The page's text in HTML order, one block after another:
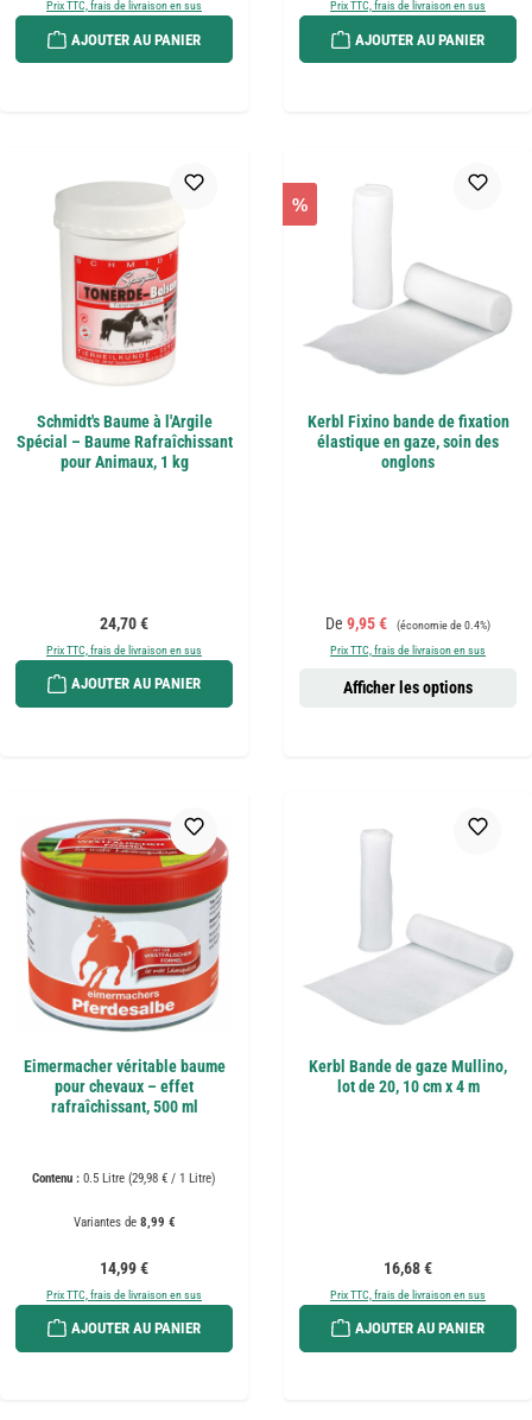
Prix TTC, frais de livraison en sus
AJOUTER AU PANIER
Prix TTC, frais de livraison en sus
AJOUTER AU PANIER
Schmidt's Baume à l'Argile
Spécial – Baume Rafraîchissant
pour Animaux, 1 kg
Prix régulier :
24,70 €
Prix TTC, frais de livraison en sus
AJOUTER AU PANIER
%
Kerbl Fixino bande de fixation
élastique en gaze, soin des
onglons
Prix de vente :
De 9,95 € Prix régulier :
(économie de 0.4%)
Prix TTC, frais de livraison en sus
Afficher les options
Eimermacher véritable baume
pour chevaux – effet
rafraîchissant, 500 ml
Contenu : 0.5 Litre (29,98 € / 1 Litre)
Variantes de8,99 €
Prix régulier :
14,99 €
Prix TTC, frais de livraison en sus
AJOUTER AU PANIER
Kerbl Bande de gaze Mullino,
lot de 20, 10 cm x 4 m
Prix régulier :
16,68 €
Prix TTC, frais de livraison en sus
AJOUTER AU PANIER